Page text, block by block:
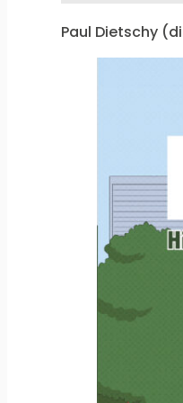
Paul Dietschy